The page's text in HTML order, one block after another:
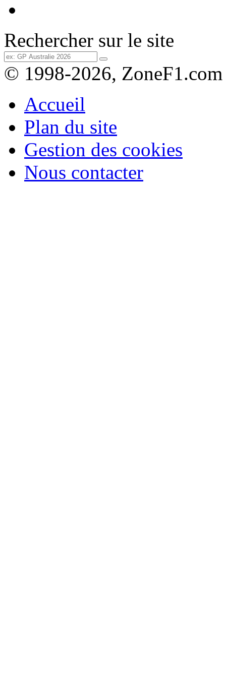
Rechercher sur le site
© 1998-2026, ZoneF1.com
Accueil
Plan du site
Gestion des cookies
Nous contacter